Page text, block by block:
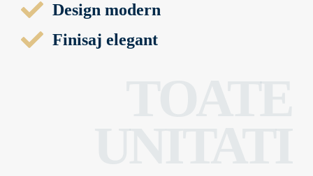
Design modern
Finisaj elegant
TOATE
UNITATI